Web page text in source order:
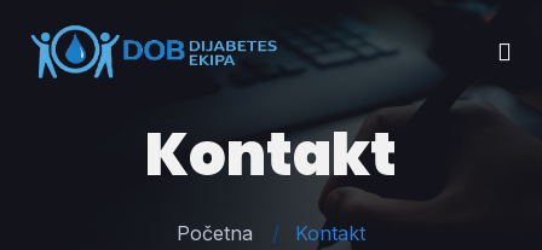
Kontakt
Početna Kontakt